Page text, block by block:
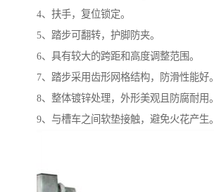
4、扶手，复位锁定。
5、踏步可翻转，护脚防夹。
6、具有较大的跨距和高度调整范围。
7、踏步采用齿形网格结构，防滑性能好。
8、整体镀锌处理，外形美观且防腐耐用。
9、与槽车之间软垫接触，避免火花产生。